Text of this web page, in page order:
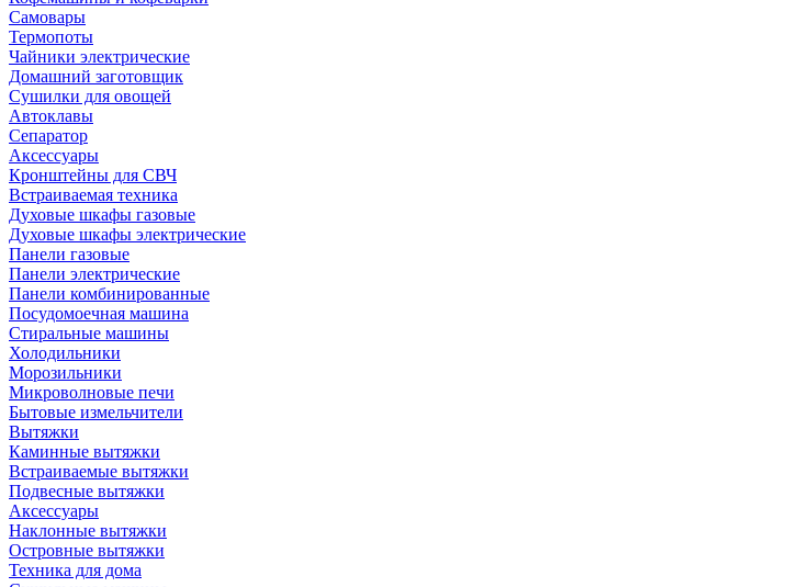
Самовары
Термопоты
Чайники электрические
Домашний заготовщик
Сушилки для овощей
Автоклавы
Сепаратор
Аксессуары
Кронштейны для СВЧ
Встраиваемая техника
Духовые шкафы газовые
Духовые шкафы электрические
Панели газовые
Панели электрические
Панели комбинированные
Посудомоечная машина
Стиральные машины
Холодильники
Морозильники
Микроволновые печи
Бытовые измельчители
Вытяжки
Каминные вытяжки
Встраиваемые вытяжки
Подвесные вытяжки
Аксессуары
Наклонные вытяжки
Островные вытяжки
Техника для дома